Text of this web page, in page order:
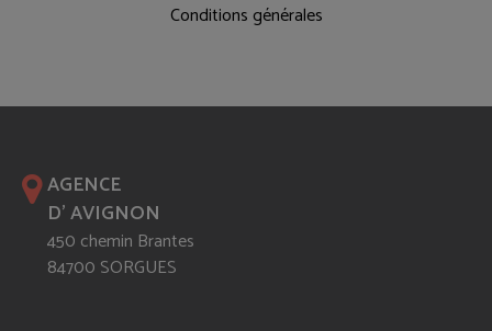
Conditions générales
AGENCE
D' AVIGNON
450 chemin Brantes
84700 SORGUES